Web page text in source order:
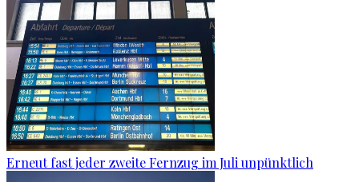
Erneut fast jeder zweite Fernzug im Juli unpünktlich